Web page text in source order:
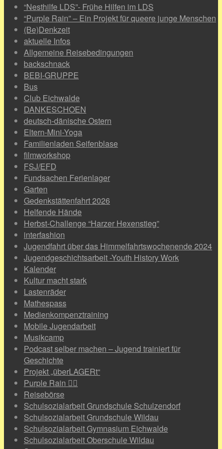
“Nesthilfe LDS”- Frühe Hilfen im LDS
“Purple Rain” – Ein Projekt für queere junge Menschen
(Be)Denkzeit
aktuelle Infos
Allgemeine Reisebedingungen
backschnack
BEBI-GRUPPE
Bus
Club Eichwalde
DANKESCHOEN
deutsch-dänische Ostern
Eltern-Mini-Yoga
Familienladen Seifenblase
filmworkshop
FSJ/EFD
Fundsachen Ferienlager
Garten
Gedenkstättenfahrt 2026
Helfende Hände
Herbst-Challenge “Harzer Hexenstieg”
interfashion
Jugendfahrt über das Himmelfahrtswochenende 2024
Jugendgeschichtsarbeit -Youth History Work
Kalender
Kultur macht stark
Lastenräder
Mathespass
Medienkompenztraining
Mobile Jugendarbeit
Musikcamp
Podcast selber machen – Jugend trainiert für
Geschichte
Projekt „überLAGERt“
Purple Rain 🏳️‍🌈
Reisebörse
Schulsozialarbeit Grundschule Schulzendorf
Schulsozialarbeit Grundschule Wildau
Schulsozialarbeit Gymnasium Eichwalde
Schulsozialarbeit Oberschule Wildau